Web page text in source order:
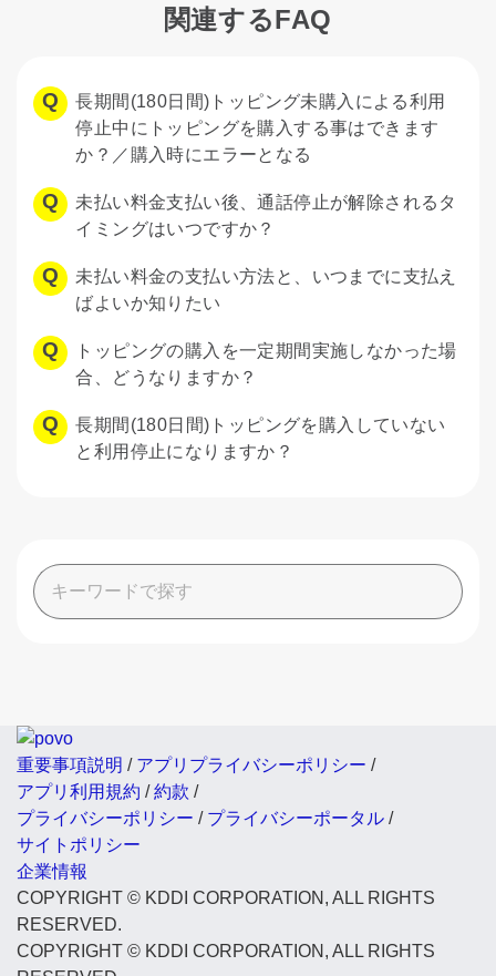
関連するFAQ
長期間(180日間)トッピング未購入による利用
停止中にトッピングを購入する事はできます
か？／購入時にエラーとなる
未払い料金支払い後、通話停止が解除されるタ
イミングはいつですか？
未払い料金の支払い方法と、いつまでに支払え
ばよいか知りたい
トッピングの購入を一定期間実施しなかった場
合、どうなりますか？
長期間(180日間)トッピングを購入していない
と利用停止になりますか？
重要事項説明 / アプリプライバシーポリシー /
アプリ利用規約 /約款 /
プライバシーポリシー / プライバシーポータル /
サイトポリシー
企業情報
COPYRIGHT © KDDI CORPORATION, ALL RIGHTS
RESERVED.
COPYRIGHT © KDDI CORPORATION, ALL RIGHTS